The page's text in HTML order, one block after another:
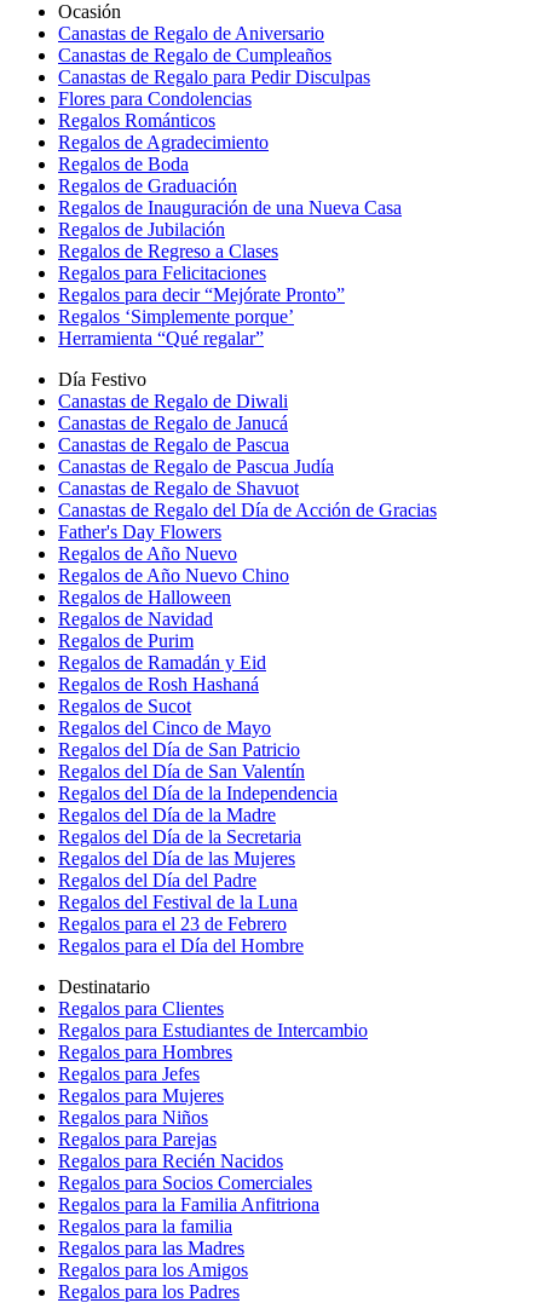
Ocasión
Canastas de Regalo de Aniversario
Canastas de Regalo de Cumpleaños
Canastas de Regalo para Pedir Disculpas
Flores para Condolencias
Regalos Románticos
Regalos de Agradecimiento
Regalos de Boda
Regalos de Graduación
Regalos de Inauguración de una Nueva Casa
Regalos de Jubilación
Regalos de Regreso a Clases
Regalos para Felicitaciones
Regalos para decir “Mejórate Pronto”
Regalos ‘Simplemente porque’
Herramienta “Qué regalar”
Día Festivo
Canastas de Regalo de Diwali
Canastas de Regalo de Janucá
Canastas de Regalo de Pascua
Canastas de Regalo de Pascua Judía
Canastas de Regalo de Shavuot
Canastas de Regalo del Día de Acción de Gracias
Father's Day Flowers
Regalos de Año Nuevo
Regalos de Año Nuevo Chino
Regalos de Halloween
Regalos de Navidad
Regalos de Purim
Regalos de Ramadán y Eid
Regalos de Rosh Hashaná
Regalos de Sucot
Regalos del Cinco de Mayo
Regalos del Día de San Patricio
Regalos del Día de San Valentín
Regalos del Día de la Independencia
Regalos del Día de la Madre
Regalos del Día de la Secretaria
Regalos del Día de las Mujeres
Regalos del Día del Padre
Regalos del Festival de la Luna
Regalos para el 23 de Febrero
Regalos para el Día del Hombre
Destinatario
Regalos para Clientes
Regalos para Estudiantes de Intercambio
Regalos para Hombres
Regalos para Jefes
Regalos para Mujeres
Regalos para Niños
Regalos para Parejas
Regalos para Recién Nacidos
Regalos para Socios Comerciales
Regalos para la Familia Anfitriona
Regalos para la familia
Regalos para las Madres
Regalos para los Amigos
Regalos para los Padres